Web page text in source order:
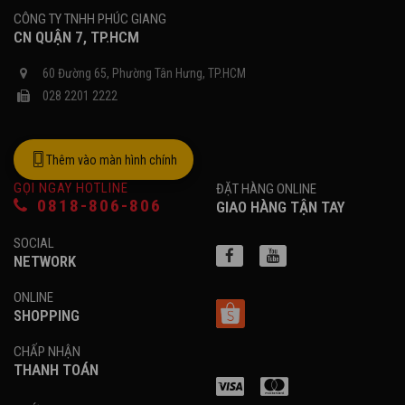
nhờ công suất của loa có thể đặt tới 1200W tối đa và công
suất liên tục của loa đạt 300W dễ dàng có thể phối ghép
được với nhiều mẫu cục đẩy công suất hiện nay. Cho tiếng
nhạc căng trắc mạnh mẽ, dải trung sáng rõ, tiếng treble
CÔNG TY TNHH PHÚC GIANG
CN QUẬN 7, TP.HCM
60 Đường 65, Phường Tân Hưng, TP.HCM
028 2201 2222
Thêm vào màn hình chính
GỌI NGAY HOTLINE
0818-806-806
ĐẶT HÀNG ONLINE
GIAO HÀNG TẬN TAY
SOCIAL
NETWORK
ONLINE
SHOPPING
CHẤP NHẬN
THANH TOÁN